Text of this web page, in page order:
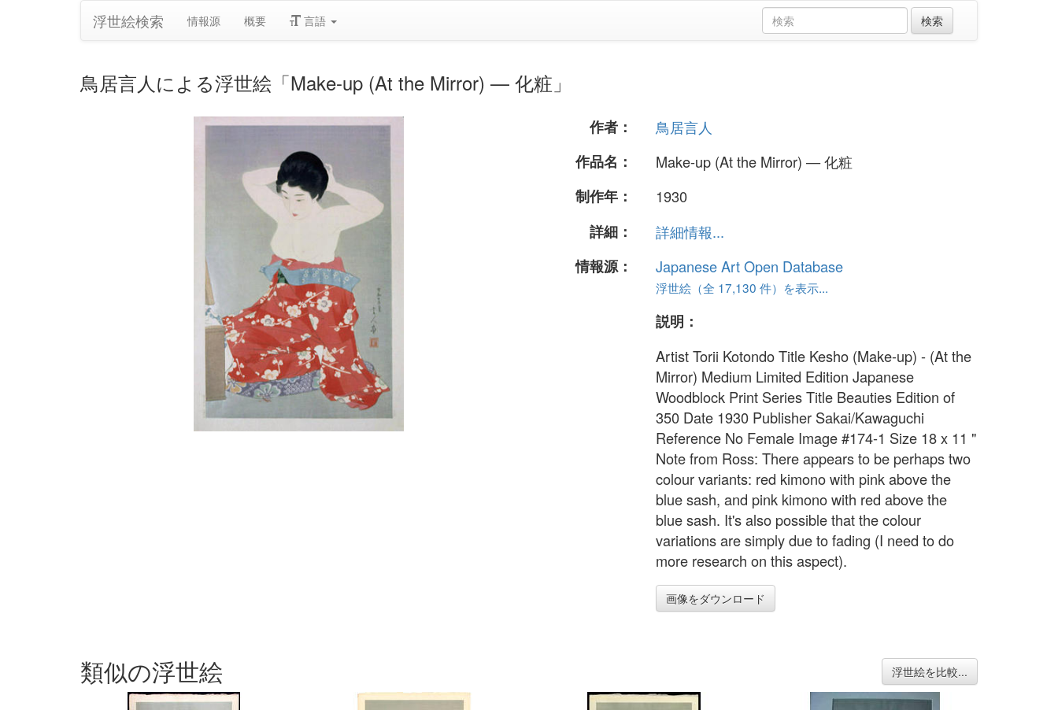
浮世絵検索 情報源 概要 言語
鳥居言人による浮世絵「Make-up (At the Mirror) — 化粧」
作者：
鳥居言人
作品名：
Make-up (At the Mirror) — 化粧
制作年：
1930
詳細：
詳細情報...
情報源：
Japanese Art Open Database
浮世絵（全 17,130 件）を表示...
説明：
Artist Torii Kotondo Title Kesho (Make-up) - (At the
Mirror) Medium Limited Edition Japanese
Woodblock Print Series Title Beauties Edition of
350 Date 1930 Publisher Sakai/Kawaguchi
Reference No Female Image #174-1 Size 18 x 11 "
Note from Ross: There appears to be perhaps two
colour variants: red kimono with pink above the
blue sash, and pink kimono with red above the
blue sash. It's also possible that the colour
variations are simply due to fading (I need to do
more research on this aspect).
画像をダウンロード
類似の浮世絵 浮世絵を比較...